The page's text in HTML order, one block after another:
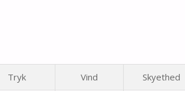
Tryk Vind Skyethed